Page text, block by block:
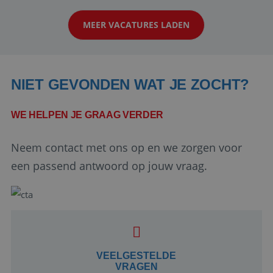
klanten te overtuigen om die droomreis te
boeken! ...
MEER VACATURES LADEN
NIET GEVONDEN WAT JE ZOCHT?
WE HELPEN JE GRAAG VERDER
Neem contact met ons op en we zorgen voor
een passend antwoord op jouw vraag.
VEELGESTELDE
VRAGEN
Google Privacy Policy